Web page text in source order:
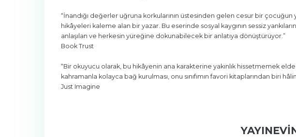
“İnandığı değerler uğruna korkularının üstesinden gelen cesur bir
hikâyeleri kaleme alan bir yazar. Bu eserinde sosyal kaygının sessiz
anlaşılan ve herkesin yüreğine dokunabilecek bir anlatıya dönüştürüyor.”
Book Trust
“Bir okuyucu olarak, bu hikâyenin ana karakterine yakınlık hissetmemek
kahramanla kolayca bağ kurulması, onu sınıfımın favori kitaplarından biri
Just Imagine